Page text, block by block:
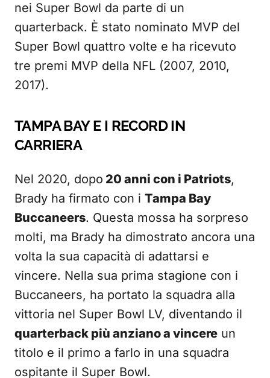
nei Super Bowl da parte di un
quarterback. È stato nominato MVP del
Super Bowl quattro volte e ha ricevuto
tre premi MVP della NFL (2007, 2010,
2017).
TAMPA BAY E I RECORD IN
CARRIERA
Nel 2020, dopo 20 anni con i Patriots,
Brady ha firmato con i Tampa Bay
Buccaneers. Questa mossa ha sorpreso
molti, ma Brady ha dimostrato ancora una
volta la sua capacità di adattarsi e
vincere. Nella sua prima stagione con i
Buccaneers, ha portato la squadra alla
vittoria nel Super Bowl LV, diventando il
quarterback più anziano a vincere un
titolo e il primo a farlo in una squadra
ospitante il Super Bowl.